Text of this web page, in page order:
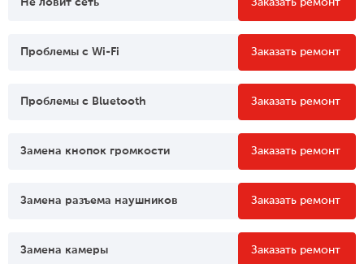
Не ловит сеть Заказать ремонт
Проблемы c Wi-Fi Заказать ремонт
Проблемы c Bluetooth Заказать ремонт
Замена кнопок громкости Заказать ремонт
Замена разъема наушников Заказать ремонт
Замена камеры Заказать ремонт